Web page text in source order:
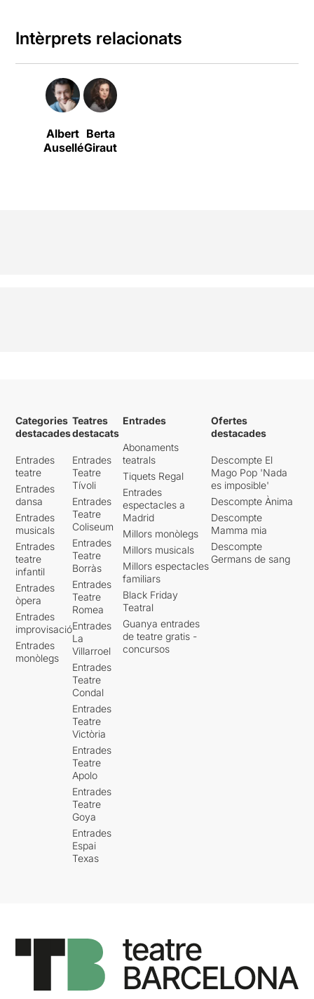
Intèrprets relacionats
Albert
Ausellé
Berta
Giraut
Categories
destacades
Entrades
teatre
Entrades
dansa
Entrades
musicals
Entrades
teatre
infantil
Entrades
òpera
Entrades
improvisació
Entrades
monòlegs
Teatres
destacats
Entrades
Teatre
Tívoli
Entrades
Teatre
Coliseum
Entrades
Teatre
Borràs
Entrades
Teatre
Romea
Entrades
La
Villarroel
Entrades
Teatre
Condal
Entrades
Teatre
Victòria
Entrades
Teatre
Apolo
Entrades
Teatre
Goya
Entrades
Espai
Texas
Entrades
Abonaments
teatrals
Tiquets Regal
Entrades
espectacles a
Madrid
Millors monòlegs
Millors musicals
Millors espectacles
familiars
Black Friday
Teatral
Guanya entrades
de teatre gratis -
concursos
Ofertes
destacades
Descompte El
Mago Pop 'Nada
es imposible'
Descompte Ànima
Descompte
Mamma mia
Descompte
Germans de sang